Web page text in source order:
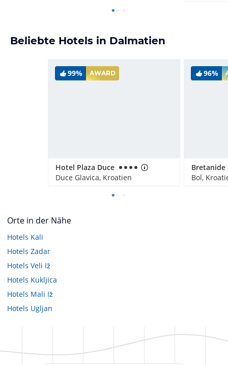
Beliebte Hotels in Dalmatien
99% AWARD
Hotel Plaza Duce
Duce Glavica, Kroatien
96%
Bol,
Orte in der Nähe
Hotels Kali
Hotels Zadar
Hotels Veli Iž
Hotels Kukljica
Hotels Mali Iž
Hotels Ugljan